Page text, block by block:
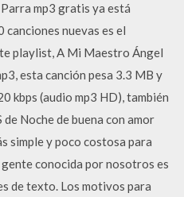
mp3 gratis ya está
nuevas es el
playlist, A Mi Maestro Ángel
esta canción pesa 3.3 MB y
kbps (audio mp3 HD), también
Noche de buena con amor
simple y poco costosa para
conocida por nosotros es
de texto. Los motivos para